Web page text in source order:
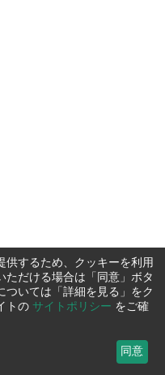
供するため、クッキーを利用
ただける場合は「同意」ボタ
ついては「詳細を見る」をク
トの サイトポリシー をご確
同意